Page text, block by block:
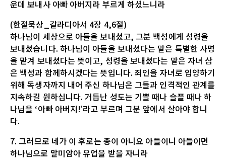
운데 보내사 아빠 아버지라 부르게 하셨느니라
(한절묵상_갈라디아서 4장 4,6절)
하나님이 세상으로 아들을 보내셨고, 그분 백성에게 성령을
보내셨습니다. 하나님이 아들을 보내셨다는 말은 특별한 사명
을 맡겨 보내셨다는 뜻이고, 성령을 보내셨다는 말은 자녀 삼
은 백성과 함께하시겠다는 뜻입니다. 죄인을 자녀로 입양하기
위해 독생자까지 내어 주신 하나님은 그들과 인격적인 관계를
지속하길 원하십니다. 거듭난 성도는 기쁠 때나 슬플 때나 하
나님을 ‘아빠 아버지!’라고 부르며 그분 앞에서 살아야 합니
다.
7. 그러므로 네가 이 후로는 종이 아니요 아들이니 아들이면
하나님으로 말미암아 유업을 받을 자니라